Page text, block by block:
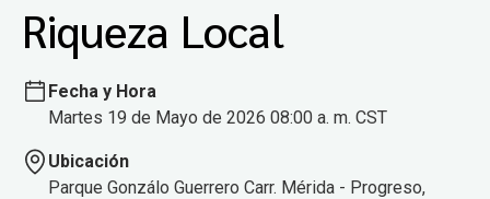
Riqueza Local
Fecha y Hora
Martes 19 de Mayo de 2026 08:00 a. m. CST
Ubicación
Parque Gonzálo Guerrero Carr. Mérida - Progreso,